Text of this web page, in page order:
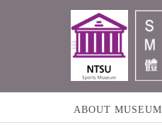
ABOUT MUSEUM